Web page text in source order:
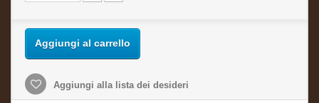
Aggiungi al carrello
Aggiungi alla lista dei desideri